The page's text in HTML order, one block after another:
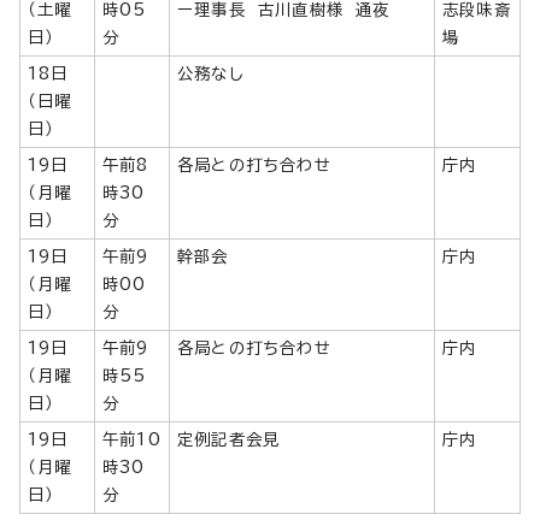
（土曜
日）
時05
分
ー理事長 古川直樹様 通夜
志段味斎
場
18日
（日曜
日）
公務なし
19日
（月曜
日）
午前8
時30
分
各局との打ち合わせ 庁内
19日
（月曜
日）
午前9
時00
分
幹部会 庁内
19日
（月曜
日）
午前9
時55
分
各局との打ち合わせ 庁内
19日
（月曜
日）
午前10
時30
分
定例記者会見 庁内